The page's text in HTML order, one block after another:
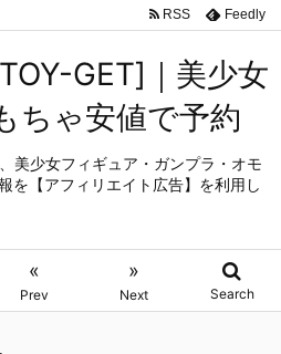
GET]｜美少女
ちゃ安値で予約
美少女フィギュア・ガンプラ・オモ
を【アフィリエイト広告】を利用し
«
Prev
»
Next Search
RSS Feedly